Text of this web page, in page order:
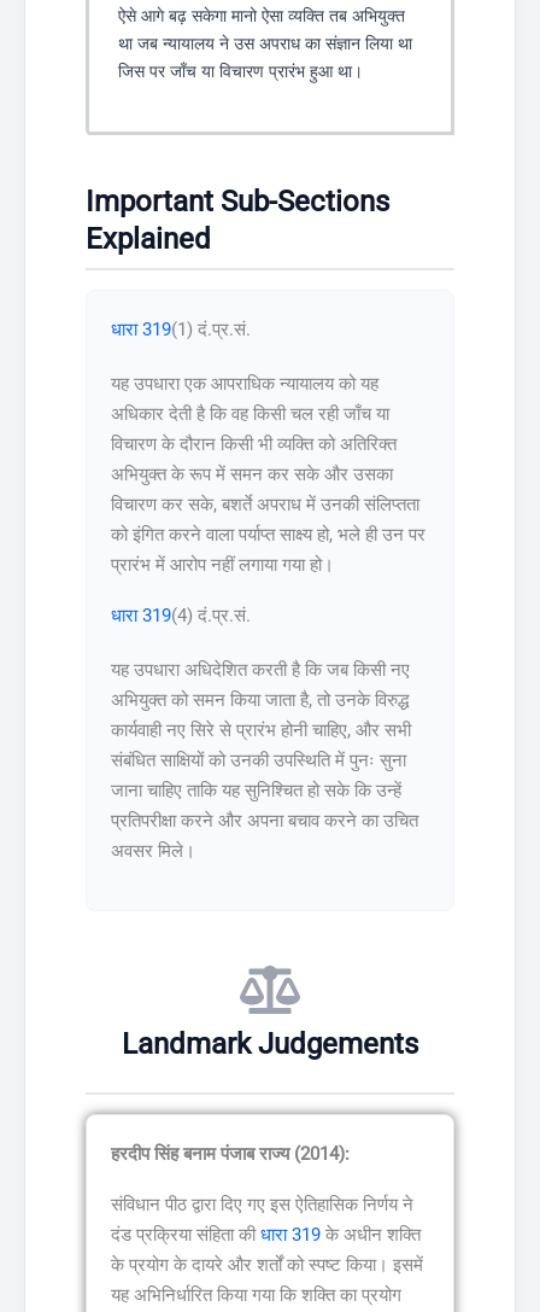
ऐसे आगे बढ़ सकेगा मानो ऐसा व्यक्ति तब अभियुक्त
था जब न्यायालय ने उस अपराध का संज्ञान लिया था
जिस पर जाँच या विचारण प्रारंभ हुआ था।
Important Sub-Sections
Explained
धारा 319(1) दं.प्र.सं.
यह उपधारा एक आपराधिक न्यायालय को यह
अधिकार देती है कि वह किसी चल रही जाँच या
विचारण के दौरान किसी भी व्यक्ति को अतिरिक्त
अभियुक्त के रूप में समन कर सके और उसका
विचारण कर सके, बशर्ते अपराध में उनकी संलिप्तता
को इंगित करने वाला पर्याप्त साक्ष्य हो, भले ही उन पर
प्रारंभ में आरोप नहीं लगाया गया हो।
धारा 319(4) दं.प्र.सं.
यह उपधारा अधिदेशित करती है कि जब किसी नए
अभियुक्त को समन किया जाता है, तो उनके विरुद्ध
कार्यवाही नए सिरे से प्रारंभ होनी चाहिए, और सभी
संबंधित साक्षियों को उनकी उपस्थिति में पुनः सुना
जाना चाहिए ताकि यह सुनिश्चित हो सके कि उन्हें
प्रतिपरीक्षा करने और अपना बचाव करने का उचित
अवसर मिले।
Landmark Judgements
हरदीप सिंह बनाम पंजाब राज्य (2014):
संविधान पीठ द्वारा दिए गए इस ऐतिहासिक निर्णय ने
दंड प्रक्रिया संहिता कीधारा 319 के अधीन शक्ति
के प्रयोग के दायरे और शर्तों को स्पष्ट किया। इसमें
यह अभिनिर्धारित किया गया कि शक्ति का प्रयोग